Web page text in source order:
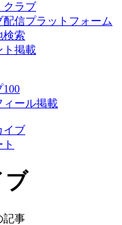
クラブ
配信プラットフォーム
検索
ト掲載
100
ィール掲載
イブ
ブ
記事